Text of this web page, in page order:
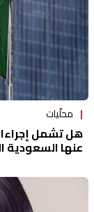
محلّيات
هل تشمل
عنها السعودية